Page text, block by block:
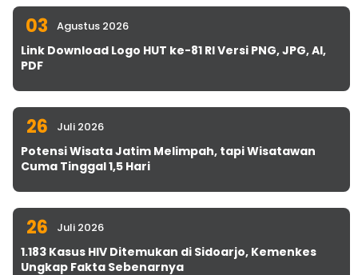
03 Agustus 2026
Link Download Logo HUT ke-81 RI Versi PNG, JPG, AI,
PDF
26 Juli 2026
Potensi Wisata Jatim Melimpah, tapi Wisatawan
Cuma Tinggal 1,5 Hari
26 Juli 2026
1.183 Kasus HIV Ditemukan di Sidoarjo, Kemenkes
Ungkap Fakta Sebenarnya